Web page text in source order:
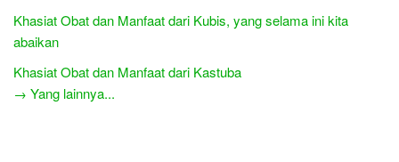
Khasiat Obat dan Manfaat dari Kubis, yang selama ini kita
abaikan
Khasiat Obat dan Manfaat dari Kastuba
→ Yang lainnya...